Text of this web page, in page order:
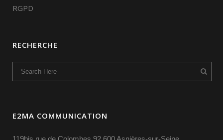
RGPD
RECHERCHE
E2MA COMMUNICATION